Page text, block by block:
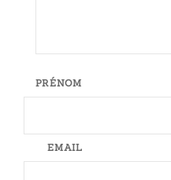
PRÉNOM
EMAIL